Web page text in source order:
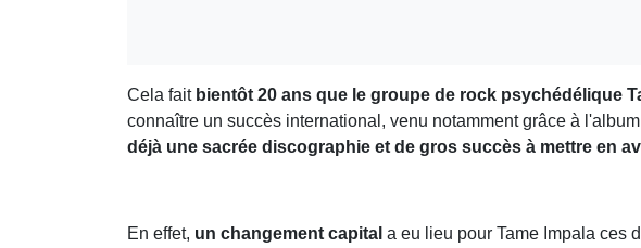
Cela fait bientôt 20 ans que le groupe de rock psychédélique
connaître un succès international, venu notamment grâce à
déjà une sacrée discographie et de gros succès à mettre en
En effet, un changement capital a eu lieu pour Tame Impala ces